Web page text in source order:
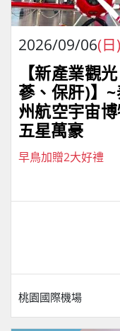
2026/09/06(日)
【新產業觀
蔘、保肝)】
州航空宇宙
五星萬豪
早鳥加贈2大好禮
桃園國際機場